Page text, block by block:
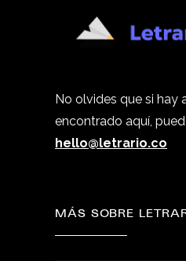
No olvides que si hay
encontrado aquí,
hello@letrario.co
MÁS SOBRE